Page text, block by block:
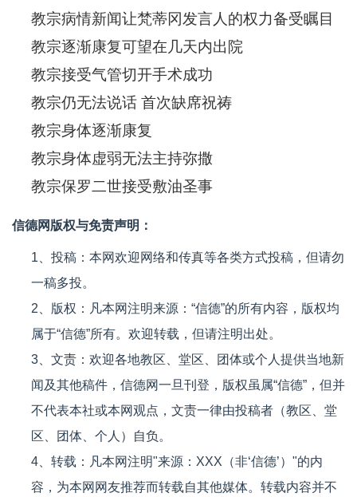
教宗病情新闻让梵蒂冈发言人的权力备受瞩目
教宗逐渐康复可望在几天内出院
教宗接受气管切开手术成功
教宗仍无法说话 首次缺席祝祷
教宗身体逐渐康复
教宗身体虚弱无法主持弥撒
教宗保罗二世接受敷油圣事
信德网版权与免责声明：
1、投稿：本网欢迎网络和传真等各类方式投稿，但请勿
一稿多投。
2、版权：凡本网注明来源：“信德”的所有内容，版权均
属于“信德”所有。欢迎转载，但请注明出处。
3、文责：欢迎各地教区、堂区、团体或个人提供当地新
闻及其他稿件，信德网一旦刊登，版权虽属“信德”，但并
不代表本社或本网观点，文责一律由投稿者（教区、堂
区、团体、个人）自负。
4、转载：凡本网注明"来源：XXX（非‘信德’）"的内
容，为本网网友推荐而转载自其他媒体。转载内容并不